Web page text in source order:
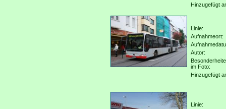
Hinzugefügt
Linie:
Aufnahmeort:
Autor:
im Foto:
Hinzugefügt
Linie: